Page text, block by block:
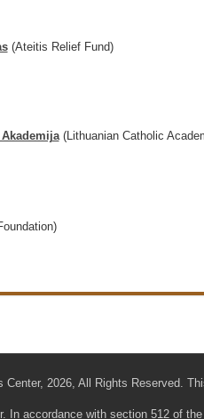
(Ateitis Relief Fund)
(Lithuanian Catholic
2026, All Rights Reserved.
In accordance with section 512 of